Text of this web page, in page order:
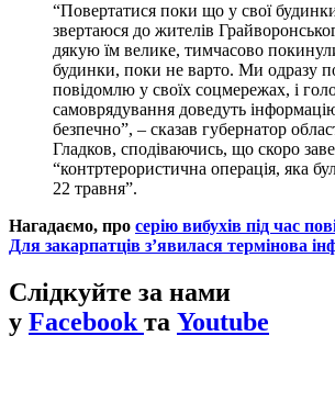
“Повертатися поки що у свої
звертаюся до жителів
дякую їм велике, тимчасово
будинки, поки не варто. Ми одразу
повідомлю у своїх соцмережах, і
самоврядування доведуть
безпечно”, – сказав губернатор
Гладков, сподіваючись, що скоро
“контртерористична операція, яка
22 травня”.
Нагадаємо, про серію вибухів під час
Для закарпатців з’явилася термінова
Слідкуйте за нами
у Facebook та Youtube